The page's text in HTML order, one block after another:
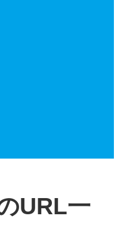
URL一